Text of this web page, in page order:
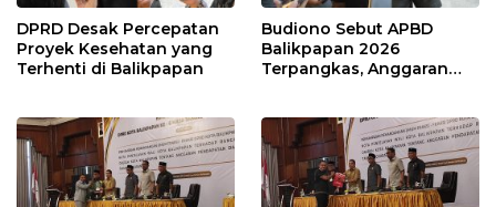
DPRD Desak Percepatan
Proyek Kesehatan yang
Terhenti di Balikpapan
Budiono Sebut APBD
Balikpapan 2026
Terpangkas, Anggaran